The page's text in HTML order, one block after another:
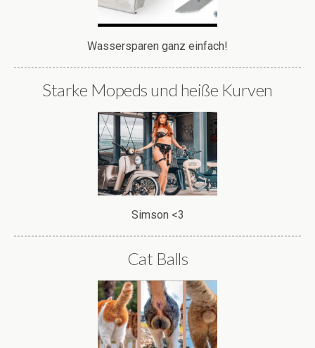
Wassersparen ganz einfach!
Starke Mopeds und heiße Kurven
Simson <3
Cat Balls